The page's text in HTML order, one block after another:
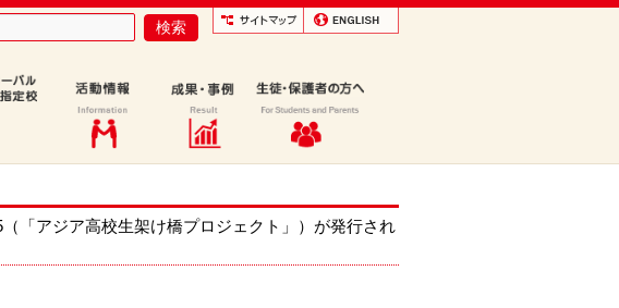
「アジア高校生架け橋プロジェクト」）が発行され